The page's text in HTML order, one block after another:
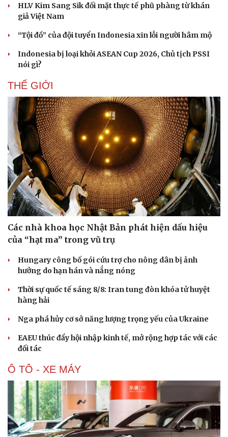
Văn hóa
Sân khấu - Điện ảnh
Văn học
Âm nhạc
Di sản
Giải trí
Nghệ sĩ
Thời trang
Sao Việt
HLV Kim Sang Sik đối mặt thực tế phũ phàng từ khán
giả Việt Nam
“Tội đồ” của đội tuyển Indonesia xin lỗi người hâm mộ
Indonesia bị loại khỏi ASEAN Cup 2026, Chủ tịch PSSI
nói gì?
THẾ GIỚI
Các nhà khoa học Nhật Bản phát hiện dấu hiệu
của “hạt ma” trong vũ trụ
Hungary công bố gói cứu trợ cho nông dân bị ảnh
hưởng do hạn hán và nắng nóng
Thời sự quốc tế sáng 8/8: Iran tung đòn khóa tử huyệt
hàng hải
Nga phá hủy cơ sở năng lượng trọng yếu của Ukraine
EAEU thúc đẩy hội nhập kinh tế, mở rộng hợp tác với các
đối tác
Ô TÔ - XE MÁY